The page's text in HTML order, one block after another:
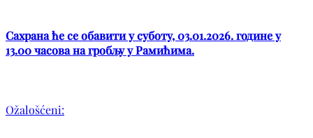
Сахрана ће се обавити у суботу, 03.01.2026. године у
13.00 часова на гробљу у Рамићима.
Ožalošćeni: